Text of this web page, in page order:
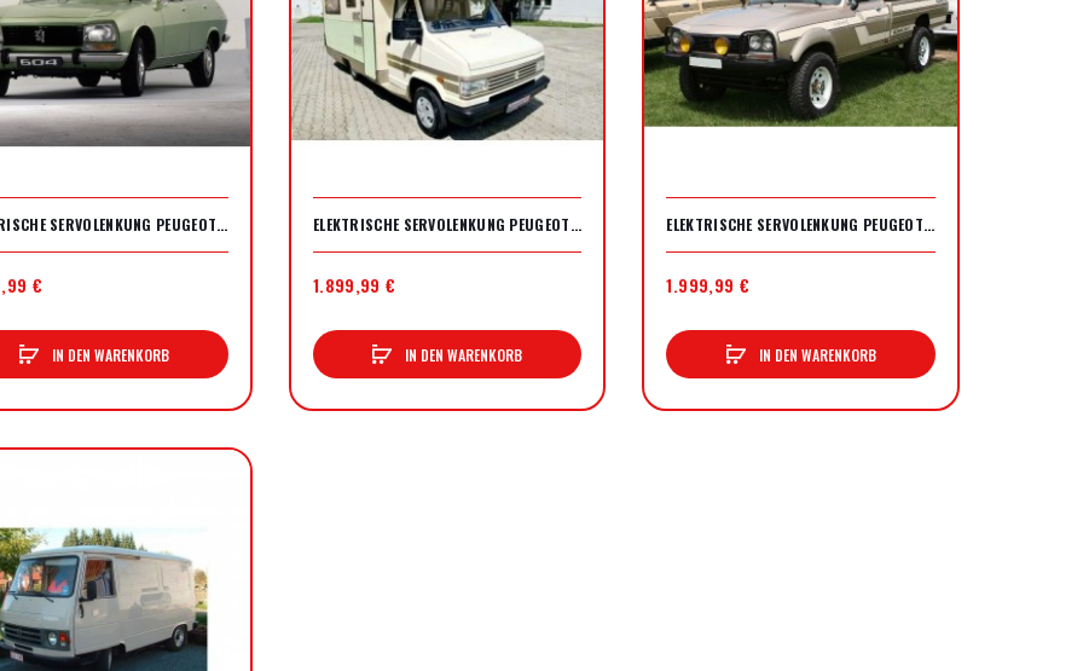
ELEKTRISCHE SERVOLENKUNG PEUGEOT 504
€
IN DEN WARENKORB
ELEKTRISCHE SERVOLENKUNG PEUGEOT J5
1.899,99 €
IN DEN WARENKORB
ELEKTRISCHE SERVOLENKUNG PEUGEOT 504 PICKUP
1.999,99 €
IN DEN WARENKORB